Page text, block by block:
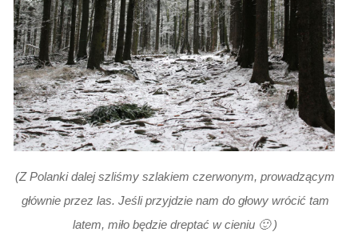
(Z Polanki dalej szliśmy szlakiem czerwonym, prowadzącym
głównie przez las. Jeśli przyjdzie nam do głowy wrócić tam
latem, miło będzie dreptać w cieniu 🙂 )